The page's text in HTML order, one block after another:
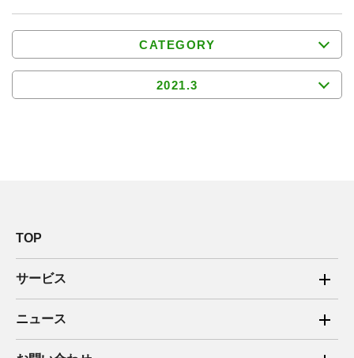
CATEGORY
2021.3
TOP
サービス
ご家庭向け電力サービス
法人向け脱炭素サービス
ニュース
2025年